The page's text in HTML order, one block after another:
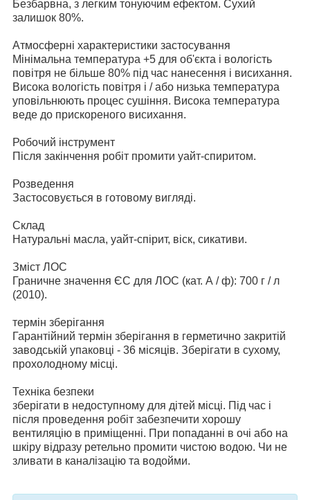
Безбарвна, з легким тонуючим ефектом. Сухий
залишок 80%.
Атмосферні характеристики застосування
Мінімальна температура +5 для об'єкта і вологість
повітря не більше 80% під час нанесення і висихання.
Висока вологість повітря і / або низька температура
уповільнюють процес сушіння. Висока температура
веде до прискореного висихання.
Робочий інструмент
Після закінчення робіт промити уайт-спиритом.
Розведення
Застосовується в готовому вигляді.
Склад
Натуральні масла, уайт-спірит, віск, сикативи.
Зміст ЛОС
Граничне значення ЄС для ЛОС (кат. А / ф): 700 г / л
(2010).
термін зберігання
Гарантійний термін зберігання в герметично закритій
заводській упаковці - 36 місяців. Зберігати в сухому,
прохолодному місці.
Техніка безпеки
зберігати в недоступному для дітей місці. Під час і
після проведення робіт забезпечити хорошу
вентиляцію в приміщенні. При попаданні в очі або на
шкіру відразу ретельно промити чистою водою. Чи не
зливати в каналізацію та водойми.